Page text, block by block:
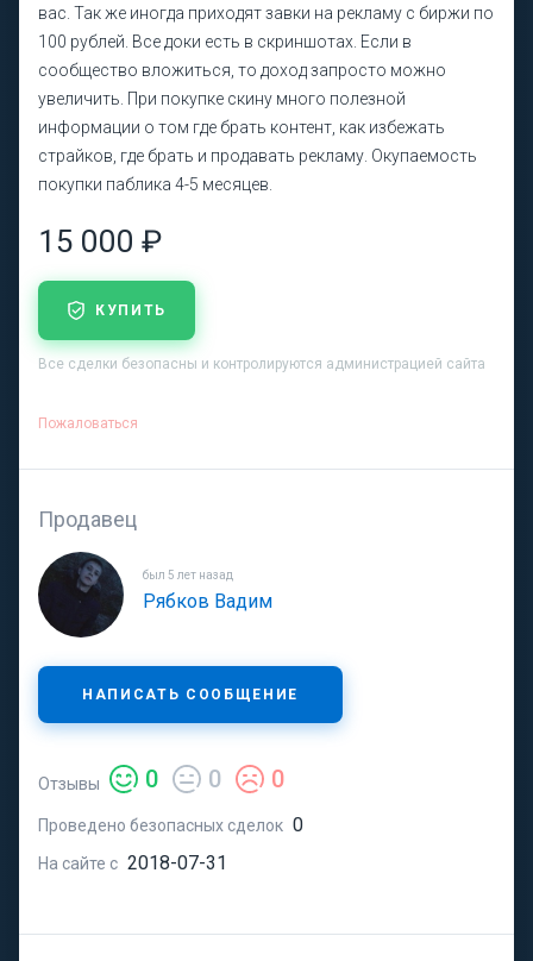
вас. Так же иногда приходят завки на рекламу с биржи по
100 рублей. Все доки есть в скриншотах. Если в
сообщество вложиться, то доход запросто можно
увеличить. При покупке скину много полезной
информации о том где брать контент, как избежать
страйков, где брать и продавать рекламу. Окупаемость
покупки паблика 4-5 месяцев.
15 000 ₽
КУПИТЬ
Все сделки безопасны и контролируются администрацией сайта
Пожаловаться
Продавец
был 5 лет назад
Рябков Вадим
НАПИСАТЬ СООБЩЕНИЕ
Отзывы 0 0 0
Проведено безопасных сделок 0
На сайте с 2018-07-31